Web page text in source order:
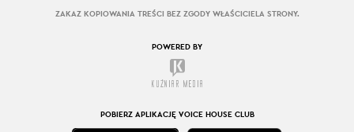
ZAKAZ KOPIOWANIA TREŚCI BEZ ZGODY WŁAŚCICIELA STRONY.
POWERED BY
POBIERZ APLIKACJĘ VOICE HOUSE CLUB